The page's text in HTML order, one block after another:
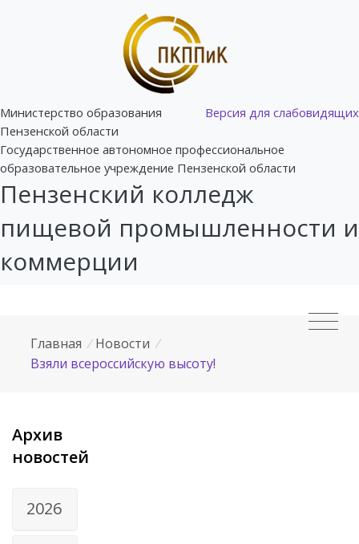
Версия для слабовидящих
Министерство образования
Пензенской области
Государственное автономное профессиональное
образовательное учреждение Пензенской области
Пензенский колледж
пищевой промышленности и
коммерции
Главная / Новости /
Взяли всероссийскую высоту!
Архив
новостей
2026